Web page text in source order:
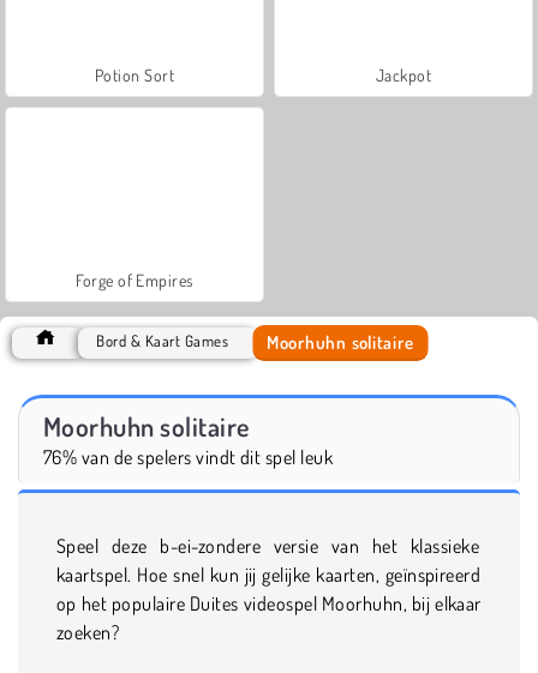
Potion Sort Jackpot
Forge of Empires
Bord & Kaart Games Moorhuhn solitaire
Moorhuhn solitaire
76% van de spelers vindt dit spel leuk
Speel deze b-ei-zondere versie van het klassieke
kaartspel. Hoe snel kun jij gelijke kaarten, geïnspireerd
op het populaire Duites videospel Moorhuhn, bij elkaar
zoeken?